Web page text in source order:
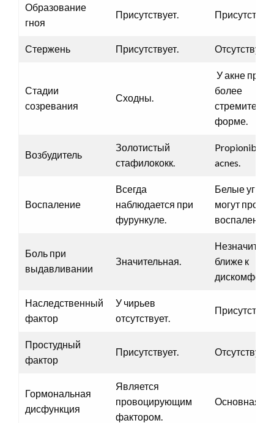
Образование
гноя
Присутствует.
Стержень Присутствует. Отсутствует.
Стадии
созревания
Сходны.
У акне
более
форме.
Возбудитель
Золотистый
стафилококк.
acnes.
Воспаление
Всегда
наблюдается при
фурункуле.
Белые угри,
могут
воспаления.
Боль при
выдавливании
Значительная.
ближе к
Наследственный
фактор
У чирьев
отсутствует.
Простудный
фактор
Присутствует. Отсутствует.
Гормональная
дисфункция
Является
провоцирующим
фактором.
Основная